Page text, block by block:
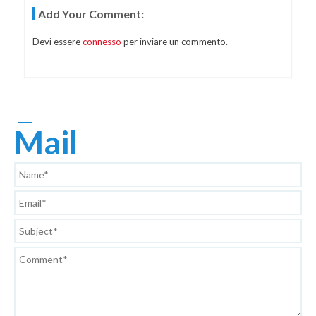
Articoli
Add Your Comment:
Devi essereconnesso per inviare un commento.
Mail